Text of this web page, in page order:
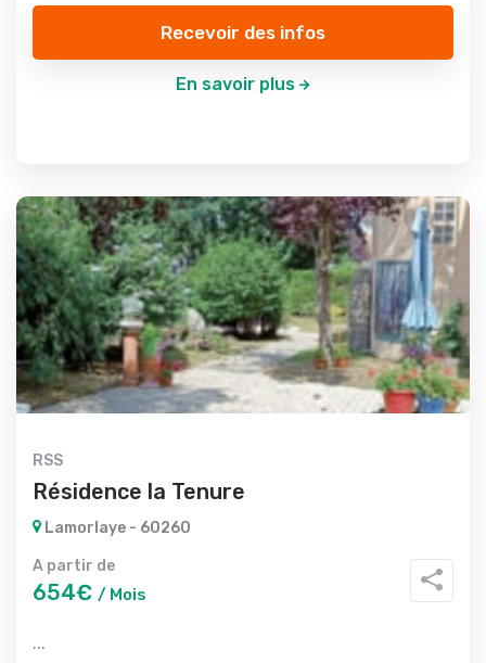
Recevoir des infos
En savoir plus
RSS
Résidence la Tenure
Lamorlaye - 60260
A partir de
654€ / Mois
...